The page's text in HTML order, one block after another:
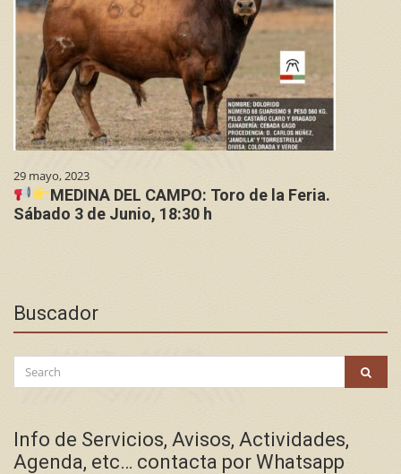
29 mayo, 2023
MEDINA DEL CAMPO: Toro de la Feria.
Sábado 3 de Junio, 18:30 h
Buscador
for:
Info de Servicios, Avisos, Actividades,
Agenda, etc… contacta por Whatsapp